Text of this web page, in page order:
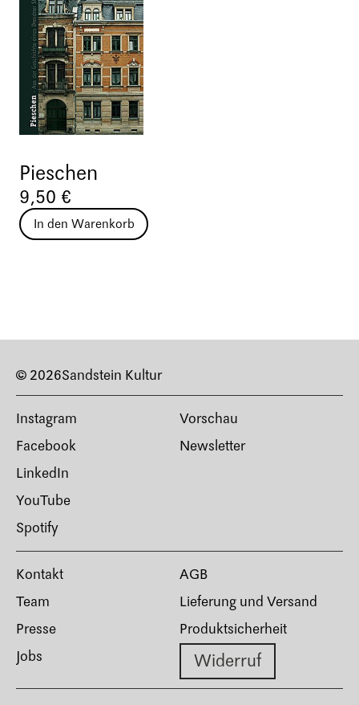
Pieschen
9,50 €
In den Warenkorb
© 2026Sandstein Kultur
Instagram
Facebook
LinkedIn
YouTube
Spotify
Vorschau
Newsletter
Kontakt
Team
Presse
Jobs
AGB
Lieferung und Versand
Produktsicherheit
Widerruf